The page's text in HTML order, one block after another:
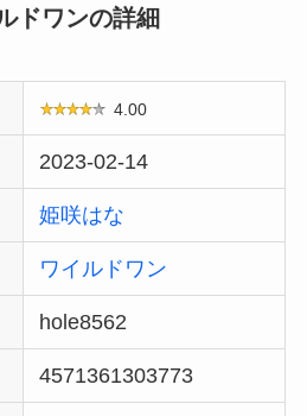
ドワンの詳細
4.00
2023-02-14
姫咲はな
ワイルドワン
hole8562
4571361303773